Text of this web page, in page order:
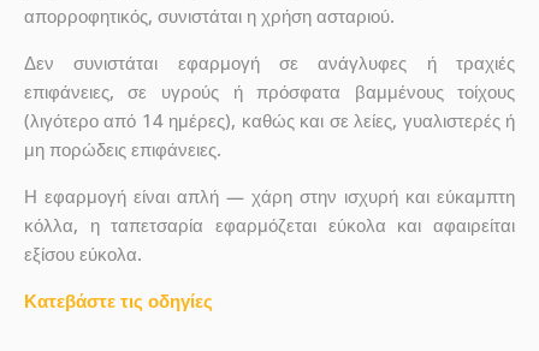
απορροφητικός, συνιστάται η χρήση ασταριού.
Δεν συνιστάται εφαρμογή σε ανάγλυφες ή τραχιές
επιφάνειες, σε υγρούς ή πρόσφατα βαμμένους τοίχους
(λιγότερο από 14 ημέρες), καθώς και σε λείες, γυαλιστερές ή
μη πορώδεις επιφάνειες.
Η εφαρμογή είναι απλή — χάρη στην ισχυρή και εύκαμπτη
κόλλα, η ταπετσαρία εφαρμόζεται εύκολα και αφαιρείται
εξίσου εύκολα.
Κατεβάστε τις οδηγίες